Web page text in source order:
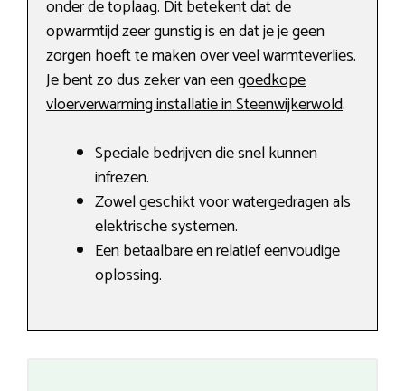
onder de toplaag. Dit betekent dat de
opwarmtijd zeer gunstig is en dat je je geen
zorgen hoeft te maken over veel warmteverlies.
Je bent zo dus zeker van eengoedkope
vloerverwarming installatie in Steenwijkerwold.
Speciale bedrijven die snel kunnen
infrezen.
Zowel geschikt voor watergedragen als
elektrische systemen.
Een betaalbare en relatief eenvoudige
oplossing.